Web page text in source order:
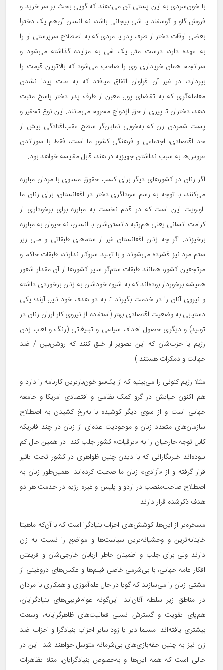
با خون‌سردی به این پستی تن می‌دهند که گویی بحث بر سر خرید و
فروش گاو و گوسفند یا شی بیجانی باشد، نه انسان آن‌هم یک دختر!
بعضی اوقات دختر از طرف پدر یا مردی که به اصطلاح سرپرستی او را
به عهده دارد، درست مثل یک شی به مزایده گذاشته می‌شود و
سرانجام همان خریداری وی را صاحب می‌شود که بالاترین قیمت را
بپردازد، در غیر آن فراوان اتفاق میافتد که به علت پیدا نشدن
معامله‌گری که به تقاضای پول معین از طرف پدر دختر پاسخ مثبت
دهد، دختران تا پیری از حق ازدواج محروم می‌مانند. این نوع تحقیر و
پست شمردن زن که به‌خوبی نمایان‌گر سطح عقب‌افتادگی بیش از
حد اقتصادی، اجتماعی و فرهنگی کشور ما است، فقط با سوزاندن
عروس‌ها به سبب نداشتن جهیزیه در هند، قابل مقایسه خواهد بود.
اگر زنان در کشورهای دیگر برای کسب حقوق مساوی با مردان مبارزه
می‌کنند، با توجه به رسم سوداگری دختر در افغانستان، برای زنان ما
اولویت این است که در قدم نخست به مبارزه برای برخوداری از
کرامت انسانی یعنی هم‌­رتبه دانستن‌شان با انسان، نه حیوان به مبارزه
برخیزند. اگر چه زنان افغانستان غیر از ستم‌های طبقاتی و ملی زیر
ستم مرد نیز فشرده می‌شوند و با تولید سروکار ندارند، طبقات حاکم و
مرتجعین کشور، همانند طبقات ستم‌گر سایر کشورها از آن مقدار شعور
همیشه برخوردار بوده‌اند که به شیوه خودشان به زنان برخوردی داشته
و نیروی آنان را در خدمت بگیرند تا به دو هدف خود نایل آیند؛ یکی
دستیابی به وضعیت اقتصادی بهتر (استفاده از نیروی کار ارزان زنان در
تولید) و دیگری حصول اهداف سیاسی و تبلیغاتی (رنگ و لعاب زدن
رژیم یا حزب‌شان که این تصویر ار خلق کنند که روشن‌بین / ضد
جهالت و دمکرات هستند.)
مثلا رژیم کنونی را می‌بینیم که از یک‌سو خون‌بارترین کارنامه را دارد و
هم اکنون حیاتش در گرو کمک نظامی و اقتصادی امریکا و جامعه
جهانی است و از سوی دیگر کوشیده با به‌رخ کشیدن به اصطلاح
سازمان‌های متعدد زنان و موجودیت عده‌ای از زنان در چند فابریکه
کابل توجه خارجیان را به «ترقیات» کشور جلب کند. در همین حال کم
نبوده‌اند خبرنگارانی که با دیدن چنین ظواهری در کشور تحت تاثیر
قرار گرفته و از «آزادی» زنان ما صحبت کرده‌اند. همین‌طور زنان به
اصطلاح صاحب‌منصب در اردو و پلیس و غیره رژیم در خدمت هر دو
هدف ذکرشده قرار دارند.
مسخره‌تر از این‌ها، کوشش‌های احزاب بنیادگرا است که با آن‌که ماهیتا
خاینانه‌ترین و وحشیانه‌ترین سیاست‌ها و مواضع را نسبت به زن
دارند ولی برای جلب و اطمینان خاطر اربابان خارجی‌شان و فریفتن
افکار عامه جهانی، با بی‌شرمی خاصی فیلم‌ها و عکس‌های دروغینی از
مشتی زنان را می‌سازند که گویا در حال علم‌آموزی و همکاری با مردان
در مناطق زیر سلطه آنان‌اند. این‌گونه عوام‌فریبی‌های بنیادگرایان،
هم‌پای تقویت و گسترش نسبی فعالیت‌های ظاهرگرایانه، وسعت
بیشتری یافته‌اند. مسلما دیر یا زود سایر احزاب بنیادگرا و احزاب ضد
زن نیز به چنین حقه‌بازی‌های بی‌شرمانه متوسل خواهند شد. این در
حالی است که همه‌ این‌ها و به‌خصوص بنیادگرایان، مثلا تظاهرات